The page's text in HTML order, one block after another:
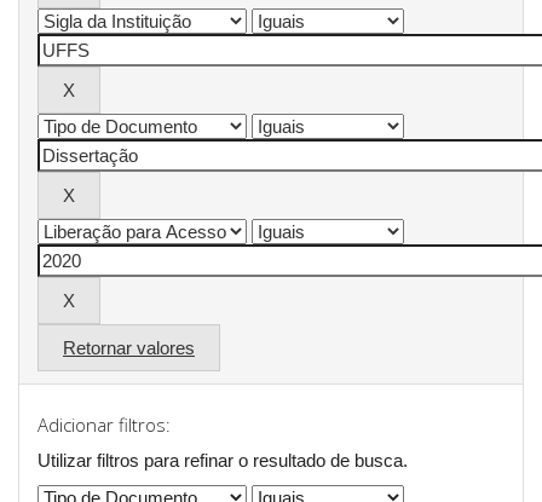
Retornar valores
Adicionar filtros:
Utilizar filtros para refinar o resultado de busca.